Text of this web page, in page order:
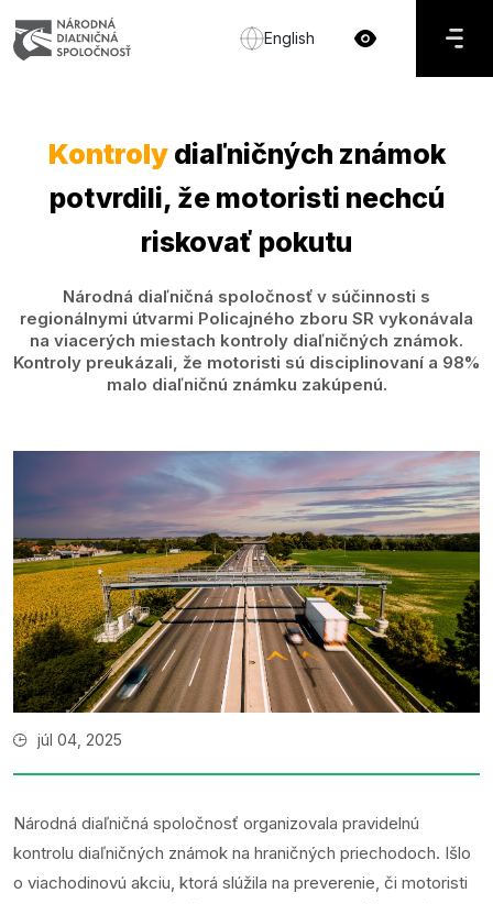
English
Kontrolydiaľničných známok
potvrdili, že motoristi nechcú
riskovať pokutu
Národná diaľničná spoločnosť v súčinnosti s
regionálnymi útvarmi Policajného zboru SR vykonávala
na viacerých miestach kontroly diaľničných známok.
Kontroly preukázali, že motoristi sú disciplinovaní a 98%
malo diaľničnú známku zakúpenú.
júl 04, 2025
Národná diaľničná spoločnosť organizovala pravidelnú
kontrolu diaľničných známok na hraničných priechodoch. Išlo
o viachodinovú akciu, ktorá slúžila na preverenie, či motoristi